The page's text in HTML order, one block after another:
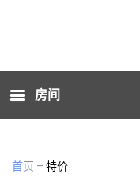
房间
首页 – 特价